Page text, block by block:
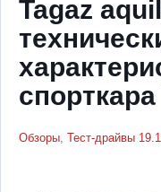
Tagaz
Обзоры, Тест-драйвы